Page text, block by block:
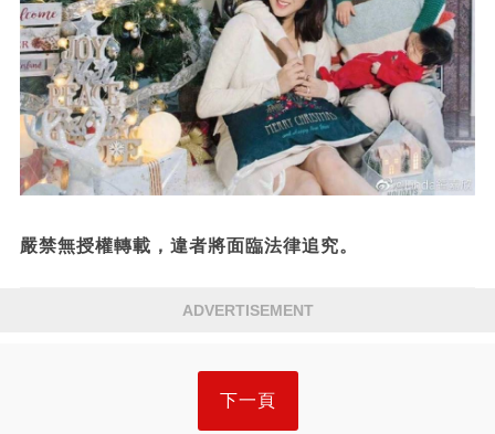
嚴禁無授權轉載，違者將面臨法律追究。
ADVERTISEMENT
下一頁